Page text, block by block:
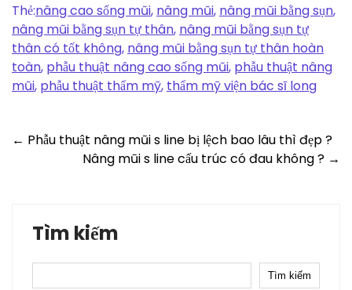
Thẻ:nâng cao sống mũi, nâng mũi, nâng mũi bằng sụn,
nâng mũi bằng sụn tự thân, nâng mũi bằng sụn tự
thân có tốt không, nâng mũi bằng sụn tự thân hoàn
toàn, phẫu thuật nâng cao sống mũi, phẫu thuật nâng
mũi, phẫu thuật thẩm mỹ, thẩm mỹ viện bác sĩ long
Post
navigation
← Phẫu thuật nâng mũi s line bị lệch bao lâu thì đẹp ?
Nâng mũi s line cấu trúc có đau không ? →
Tìm kiếm
Tìm kiếm